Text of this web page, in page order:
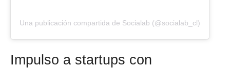
Una publicación compartida de Socialab (@socialab_cl)
Impulso a startups con